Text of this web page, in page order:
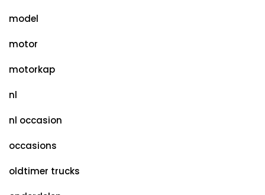
model
motor
motorkap
nl
nl occasion
occasions
oldtimer trucks